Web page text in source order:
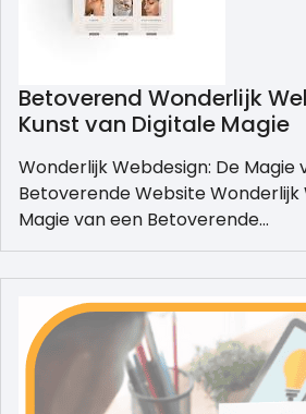
Betoverend Wonderlijk
Kunst van Digitale Magie
Wonderlijk Webdesign: De Magie
Betoverende Website Wonderlijk
Magie van een Betoverende…